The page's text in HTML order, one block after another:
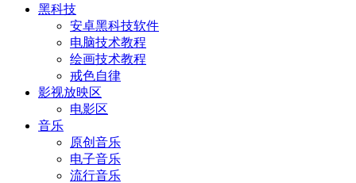
黑科技
安卓黑科技软件
电脑技术教程
绘画技术教程
戒色自律
影视放映区
电影区
音乐
原创音乐
电子音乐
流行音乐